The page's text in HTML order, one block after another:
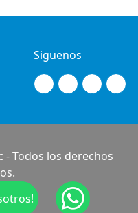
Siguenos
- Todos los derechos